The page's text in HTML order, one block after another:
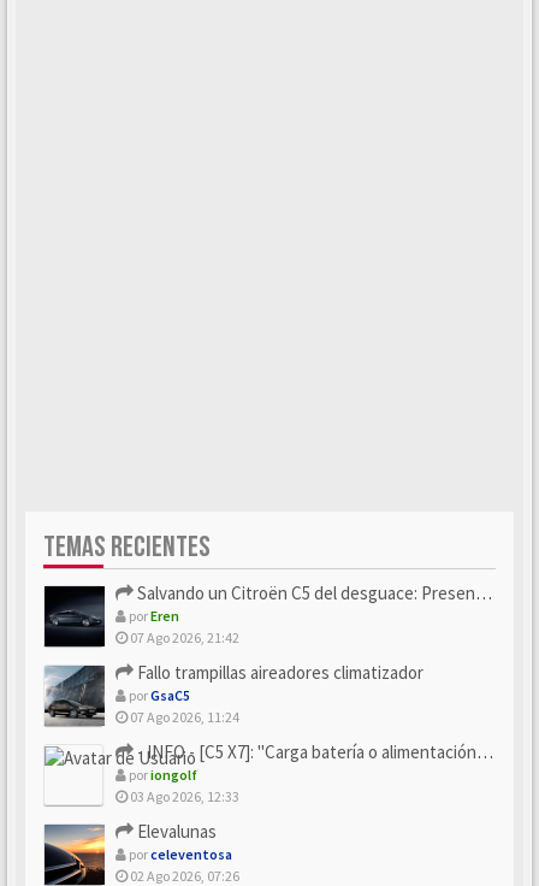
TEMAS RECIENTES
Salvando un Citroën C5 del desguace: Presentación y seguimiento
porEren
07 Ago 2026, 21:42
Fallo trampillas aireadores climatizador
porGsaC5
07 Ago 2026, 11:24
- INFO - [C5 X7]: "Carga batería o alimentación eléctri...
poriongolf
03 Ago 2026, 12:33
Elevalunas
porceleventosa
02 Ago 2026, 07:26